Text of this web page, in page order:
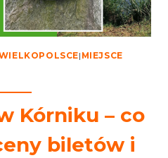
| MIEJSCE
Kórniku – co
biletów i